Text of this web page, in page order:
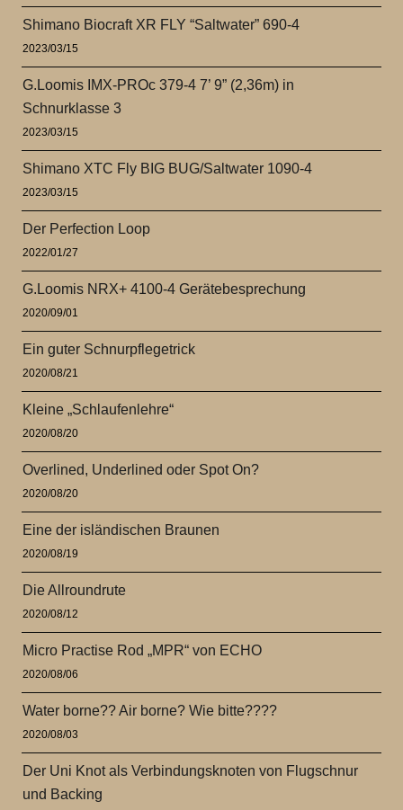
Shimano Biocraft XR FLY “Saltwater” 690-4
2023/03/15
G.Loomis IMX-PROc 379-4 7’ 9” (2,36m) in
Schnurklasse 3
2023/03/15
Shimano XTC Fly BIG BUG/Saltwater 1090-4
2023/03/15
Der Perfection Loop
2022/01/27
G.Loomis NRX+ 4100-4 Gerätebesprechung
2020/09/01
Ein guter Schnurpflegetrick
2020/08/21
Kleine „Schlaufenlehre“
2020/08/20
Overlined, Underlined oder Spot On?
2020/08/20
Eine der isländischen Braunen
2020/08/19
Die Allroundrute
2020/08/12
Micro Practise Rod „MPR“ von ECHO
2020/08/06
Water borne?? Air borne? Wie bitte????
2020/08/03
Der Uni Knot als Verbindungsknoten von Flugschnur
und Backing